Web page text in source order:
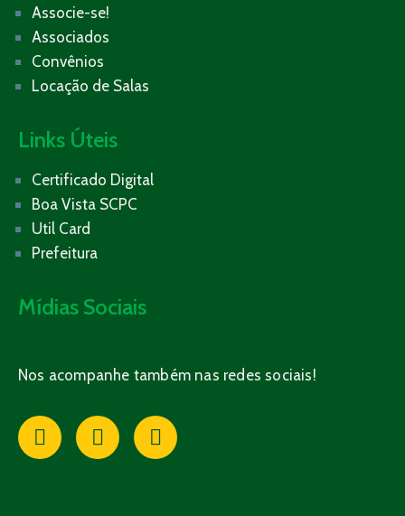
Associe-se!
Associados
Convênios
Locação de Salas
Links Úteis
Certificado Digital
Boa Vista SCPC
Util Card
Prefeitura
Mídias Sociais
Nos acompanhe também nas redes sociais!